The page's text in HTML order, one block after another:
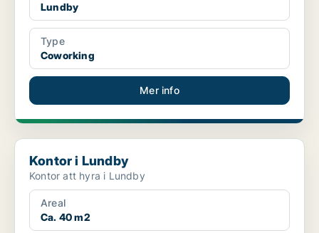
Lundby
Type
Coworking
Mer info
Kontor i Lundby
Kontor i Lundby
Kontor att hyra i Lundby
Areal
Ca. 40 m2